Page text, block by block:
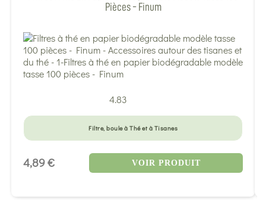
Pièces - Finum
4.83
Filtre, boule à Thé et à Tisanes
4,89 € VOIR PRODUIT